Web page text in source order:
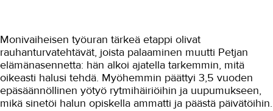
Puhtaus, kotityö ja välinehuolto
Rakentaminen
Rakennusalan opiskelijatyöt
Monivaiheisen työuran tärkeä etappi olivat
rauhanturvatehtävät, joista palaaminen muutti Petjan
elämänasennetta: hän alkoi ajatella tarkemmin, mitä
oikeasti halusi tehdä. Myöhemmin päättyi 3,5 vuoden
epäsäännöllinen yötyö rytmihäiriöihin ja uupumukseen,
mikä sinetöi halun opiskella ammatti ja päästä päivätöihin.